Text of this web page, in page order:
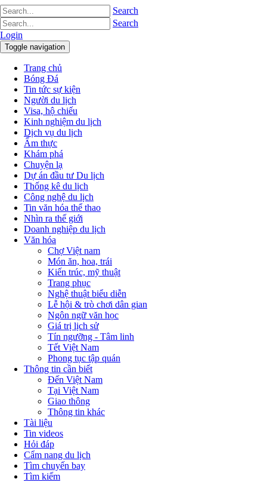
Search
Search
Login
Toggle navigation
Trang chủ
Bóng Đá
Tin tức sự kiện
Người du lịch
Visa, hộ chiếu
Kinh nghiệm du lịch
Dịch vụ du lịch
Ẩm thực
Khám phá
Chuyện lạ
Dự án đầu tư Du lịch
Thống kê du lịch
Công nghệ du lịch
Tin văn hóa thể thao
Nhìn ra thế giới
Doanh nghiệp du lịch
Văn hóa
Chợ Việt nam
Món ăn, hoa, trái
Kiến trúc, mỹ thuật
Trang phục
Nghệ thuật biểu diễn
Lễ hội & trò chơi dân gian
Ngôn ngữ văn học
Giá trị lịch sử
Tín ngưỡng - Tâm linh
Tết Việt Nam
Phong tục tập quán
Thông tin cần biết
Đến Việt Nam
Tại Việt Nam
Giao thông
Thông tin khác
Tài liệu
Tin videos
Hỏi đáp
Cẩm nang du lịch
Tìm chuyến bay
Tìm kiếm